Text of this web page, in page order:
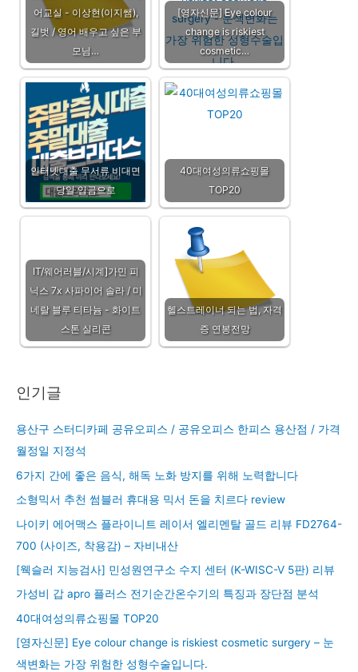
어교실 - 이상현(이지쌤),
길벗 / 영어 배우고 싶은 부
모님…
[영자신문] Eye colour
change is riskiest
cosmetic…
인터넷대출 무서류 비대면
당일 입금으로
40대여성의류쇼핑몰
TOP20
IT/웨어러블/시계]가민 피
닉스 7x 사파이어 솔라 / 미
네랄 블루 티타늄 - 화이트
스톤 실리콘
헬스트레이너 되는 법, 자격
증 연봉전망
인기글
용산구 스터디카페 공유오피스 / 공유오피스 한피스 용산점 / 가격
월정일 지정석
6가지 간에 좋은 음식, 해독 노화 방지를 위해 노력합니다
소형믹서 추천 썸블러 휴대용 믹서 돈을 치르다 review
나이키 에어맥스 플라이니트 레이서 엘리멘탈 골드 리뷰 FD2764-
700 (사이즈, 착용감) – 자비내산
[웩슬러 지능검사] 민성원연구소 수지 센터 (K-WISC-V 5판) 리뷰
가성비 갑 apro 플러스 전기순간온수기의 특징과 장단점 분석
40대여성의류쇼핑몰 TOP20
[영자신문] Eye colour change is riskiest cosmetic surgery – 눈
색변화는 가장 위험한 성형수술입니다.